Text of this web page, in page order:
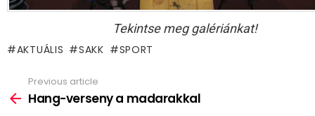
Tekintse meg galériánkat!
AKTUÁLIS SAKK SPORT
more
Previous article
Hang-verseny a madarakkal